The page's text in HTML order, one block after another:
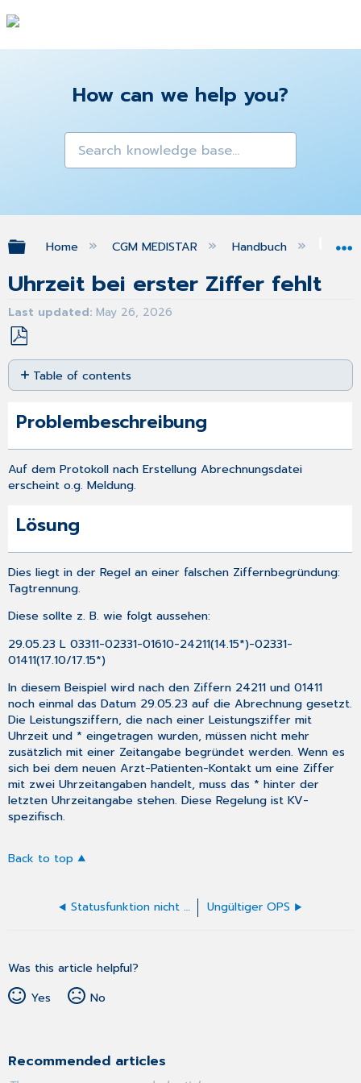
How can we help you?
Expand/collapse global hierarchy
Home CGM MEDISTAR Handbuch
Uhrzeit bei erster Ziffer fehlt
Last updated May 26, 2026
Save
as
PDF
Table of contents
Lösung
Problembeschreibung
Auf dem Protokoll nachErstellung Abrechnungsdatei
erscheint o.g. Meldung.
Lösung
Dies liegt in der Regel an einer falschen Ziffernbegründung:
Tagtrennung.
Diese sollte z. B. wie folgt aussehen:
29.05.23 L 03311-02331-01610-24211(14.15*)-02331-
01411(17.10/17.15*)
In diesem Beispiel wird nach den Ziffern 24211 und 01411
noch einmal das Datum 29.05.23 auf die Abrechnung gesetzt.
Die Leistungsziffern, die nach einer Leistungsziffer mit
Uhrzeit und * eingetragen wurden, müssen nicht mehr
zusätzlich mit einer Zeitangabe begründet werden. Wenn es
sich bei dem neuen Arzt-Patienten-Kontakt um eine Ziffer
mit zwei Uhrzeitangaben handelt, muss das * hinter der
letzten Uhrzeitangabe stehen. Diese Regelung ist KV-
spezifisch.
Back to top
Statusfunktion nicht aktiviert Ungültiger OPS
Was this article helpful?
Yes
No
Recommended articles